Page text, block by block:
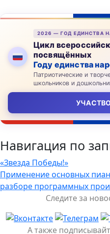
2026 — ГОД ЕДИНСТВА
Цикл
посвящённых
Году единства
Патриотические и
школьников и
Навигация по
«Звезда Победы!»
Применение основных
разборе программных
Следите за
А также